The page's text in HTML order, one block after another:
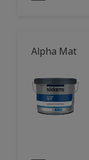
Alpha Mat